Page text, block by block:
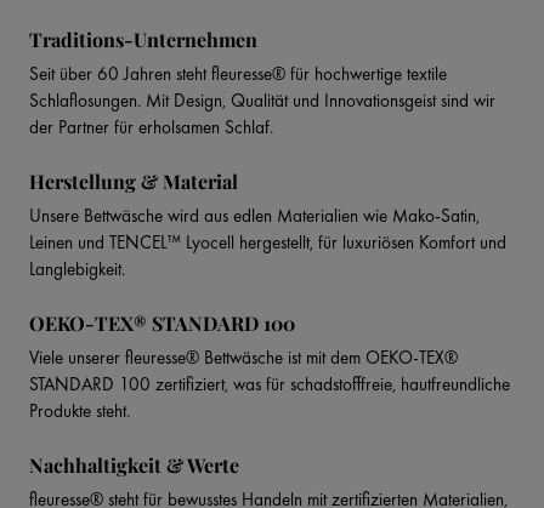
Traditions-Unternehmen
Seit über 60 Jahren steht fleuresse® für hochwertige textile
Schlaflosungen. Mit Design, Qualität und Innovationsgeist sind wir
der Partner für erholsamen Schlaf.
Herstellung & Material
Unsere Bettwäsche wird aus edlen Materialien wie Mako-Satin,
Leinen und TENCEL™ Lyocell hergestellt, für luxuriösen Komfort und
Langlebigkeit.
OEKO-TEX® STANDARD 100
Viele unserer fleuresse® Bettwäsche ist mit dem OEKO-TEX®
STANDARD 100 zertifiziert, was für schadstofffreie, hautfreundliche
Produkte steht.
Nachhaltigkeit & Werte
fleuresse® steht für bewusstes Handeln mit zertifizierten Materialien,